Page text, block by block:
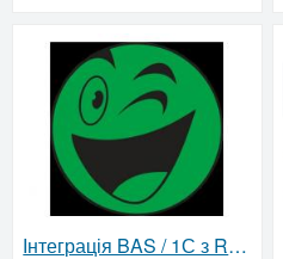
Інтеграція BAS / 1С з Rozetka